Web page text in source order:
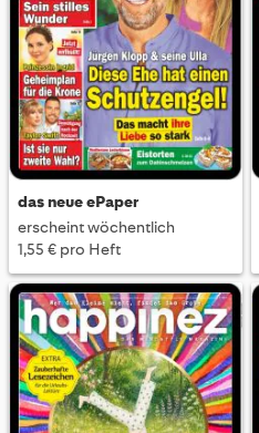
das neue ePaper
erscheint wöchentlich
1,55 € pro Heft